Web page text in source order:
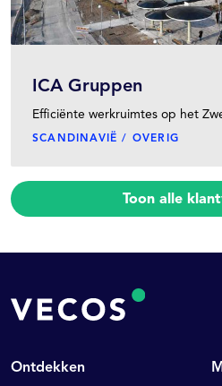
ICA Gruppen
Efficiënte werkruimtes op het
SCANDINAVIË / OVERIG
Toon alle
Ontdekken